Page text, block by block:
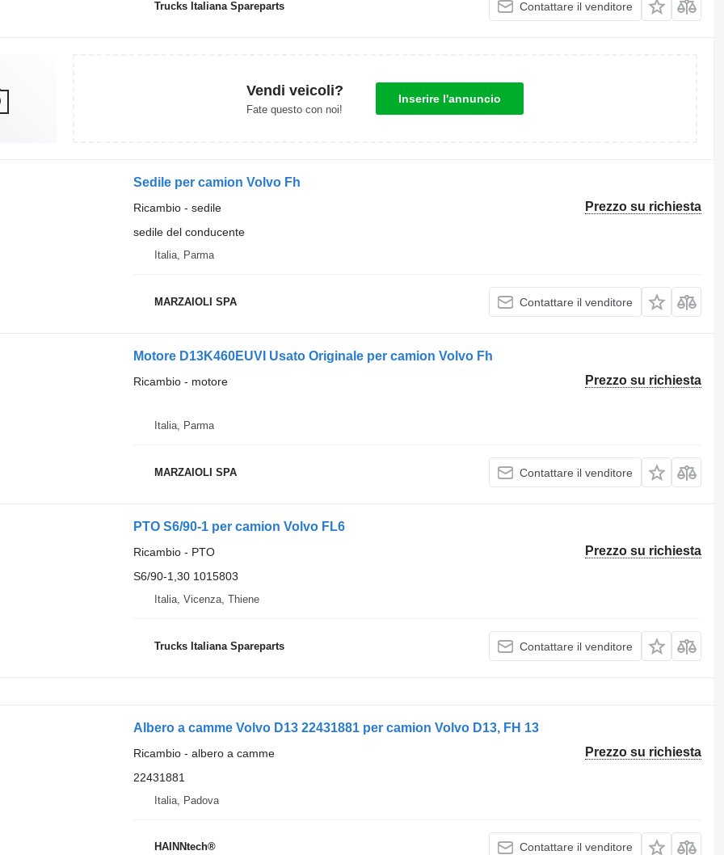
Trucks Italiana Spareparts Contattare il venditore
Vendi veicoli?
Fate questo con noi!
Inserire l'annuncio
Sedile per camion Volvo Fh
Prezzo su richiesta
Ricambio - sedile
sedile del conducente
Italia, Parma
MARZAIOLI SPA Contattare il venditore
Motore D13K460EUVI Usato Originale per camion Volvo Fh
Prezzo su richiesta
Ricambio - motore
Italia, Parma
MARZAIOLI SPA Contattare il venditore
PTO S6/90-1 per camion Volvo FL6
Prezzo su richiesta
Ricambio - PTO
S6/90-1,30 1015803
Italia, Vicenza, Thiene
Trucks Italiana Spareparts Contattare il venditore
Albero a camme Volvo D13 22431881 per camion Volvo D13, FH 13
Prezzo su richiesta
Ricambio - albero a camme
22431881
Italia, Padova
HAINNtech® Contattare il venditore